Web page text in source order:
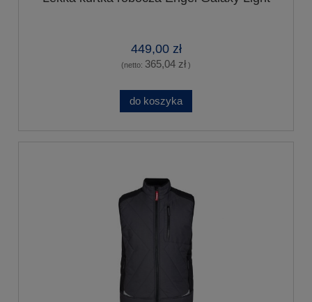
449,00 zł
(netto: 365,04 zł )
do koszyka